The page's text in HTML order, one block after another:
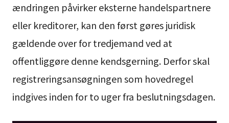
ændringen påvirker eksterne handelspartnere
eller kreditorer, kan den først gøres juridisk
gældende over for tredjemand ved at
offentliggøre denne kendsgerning. Derfor skal
registreringsansøgningen som hovedregel
indgives inden for to uger fra beslutningsdagen.